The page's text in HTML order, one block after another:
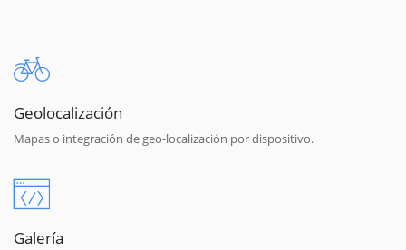
Geolocalización
Mapas o integración de geo-localización por dispositivo.
Galería